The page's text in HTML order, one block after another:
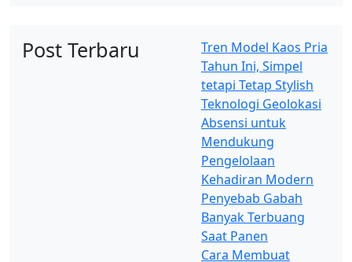
Post Terbaru
Tren Model Kaos Pria
Tahun Ini, Simpel
tetapi Tetap Stylish
Teknologi Geolokasi
Absensi untuk
Mendukung
Pengelolaan
Kehadiran Modern
Penyebab Gabah
Banyak Terbuang
Saat Panen
Cara Membuat